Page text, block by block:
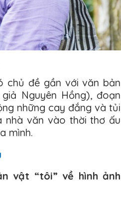
chủ đề gần với văn bản
Nguyên Hồng), đoạn
những cay đắng và tủi
nhà văn vào thời thơ ấu
mình.
vật “tôi” về hình ảnh